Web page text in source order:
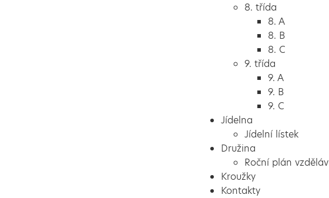
8. třída
8. A
8. B
8. C
9. třída
9. A
9. B
9. C
Jídelna
Jídelní lístek
Družina
Roční plán
Kroužky
Kontakty